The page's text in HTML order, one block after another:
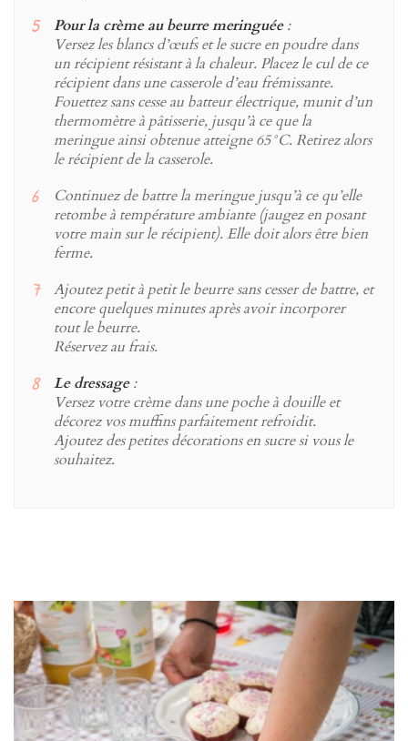
Pour la crème au beurre meringuée:
Versez les blancs d’œufs et le sucre en poudre dans
un récipient résistant à la chaleur. Placez le cul de ce
récipient dans une casserole d’eau frémissante.
Fouettez sans cesse au batteur électrique, munit d’un
thermomètre à pâtisserie, jusqu’à ce que la
meringue ainsi obtenue atteigne 65°C. Retirez alors
le récipient de la casserole.
Continuez de battre la meringue jusqu’à ce qu’elle
retombe à température ambiante (jaugez en posant
votre main sur le récipient). Elle doit alors être bien
ferme.
Ajoutez petit à petit le beurre sans cesser de battre, et
encore quelques minutes après avoir incorporer
tout le beurre.
Réservez au frais.
Le dressage:
Versez votre crème dans une poche à douille et
décorez vos muffins parfaitement refroidit.
Ajoutez des petites décorations en sucre si vous le
souhaitez.